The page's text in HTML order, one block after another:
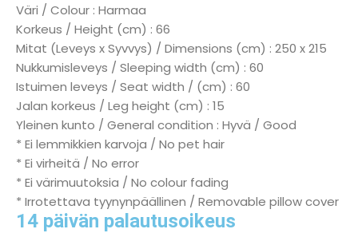
Väri / Colour : Harmaa
Korkeus / Height (cm) : 66
Mitat (Leveys x Syvvys) / Dimensions (cm) : 250 x 215
Nukkumisleveys / Sleeping width (cm) : 60
Istuimen leveys / Seat width / (cm) : 60
Jalan korkeus / Leg height (cm) : 15
Yleinen kunto / General condition : Hyvä / Good
* Ei lemmikkien karvoja / No pet hair
* Ei virheitä / No error
* Ei värimuutoksia / No colour fading
* Irrotettava tyynynpäällinen / Removable pillow cover
14 päivän palautusoikeus